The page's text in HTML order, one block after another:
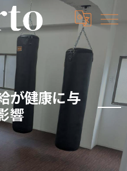
が健康に与
響